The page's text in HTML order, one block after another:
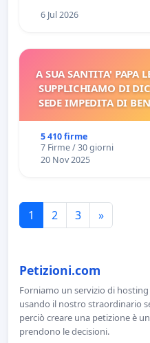
6 Jul 2026
A SUA SANTITA' PAPA
SUPPLICHIAMO DI
SEDE IMPEDITA DI
5 410 firme
7 Firme / 30 giorni
20 Nov 2025
1 2 3 »
Petizioni.com
Forniamo un servizio di
usando il nostro straordinario
perciò creare una petizione è
prendono le decisioni.